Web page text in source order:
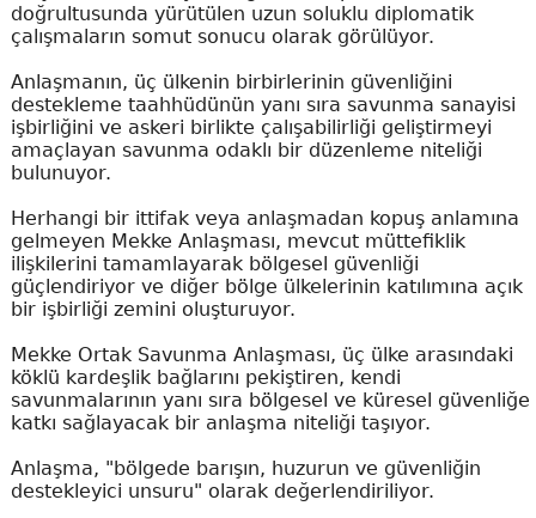
doğrultusunda yürütülen uzun soluklu diplomatik
çalışmaların somut sonucu olarak görülüyor.
Anlaşmanın, üç ülkenin birbirlerinin güvenliğini
destekleme taahhüdünün yanı sıra savunma sanayisi
işbirliğini ve askeri birlikte çalışabilirliği geliştirmeyi
amaçlayan savunma odaklı bir düzenleme niteliği
bulunuyor.
Herhangi bir ittifak veya anlaşmadan kopuş anlamına
gelmeyen Mekke Anlaşması, mevcut müttefiklik
ilişkilerini tamamlayarak bölgesel güvenliği
güçlendiriyor ve diğer bölge ülkelerinin katılımına açık
bir işbirliği zemini oluşturuyor.
Mekke Ortak Savunma Anlaşması, üç ülke arasındaki
köklü kardeşlik bağlarını pekiştiren, kendi
savunmalarının yanı sıra bölgesel ve küresel güvenliğe
katkı sağlayacak bir anlaşma niteliği taşıyor.
Anlaşma, "bölgede barışın, huzurun ve güvenliğin
destekleyici unsuru" olarak değerlendiriliyor.